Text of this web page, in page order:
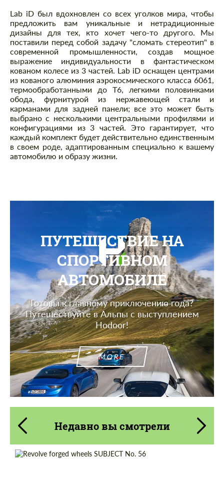
Описание
Lab iD был вдохновлен со всех уголков мира, чтобы
предложить вам уникальные и нетрадиционные
дизайны для тех, кто хочет чего-то другого. Мы
поставили перед собой задачу "сломать стереотип" в
современной промышленности, создав мощное
выражение индивидуальности в фантастическом
кованом колесе из 3 частей. Lab iD оснащен центрами
из кованого алюминия аэрокосмического класса 6061,
термообработанными до T6, легкими половинками
обода, фурнитурой из нержавеющей стали и
карманами для задней панели; все это может быть
выбрано с несколькими центральными профилями и
конфигурациями из 3 частей. Это гарантирует, что
каждый комплект будет действительно единственным
в своем роде, адаптированным специально к вашему
автомобилю и образу жизни.
ПУТЕШЕСТВИЕ НА
СПОРТИВНОМ
АВТОМОБИЛЕ
Готовы к главному приключению года?
Путешествуйте в Альпы с выступлением
Hodoor!
MORE
Недавно вы смотрели